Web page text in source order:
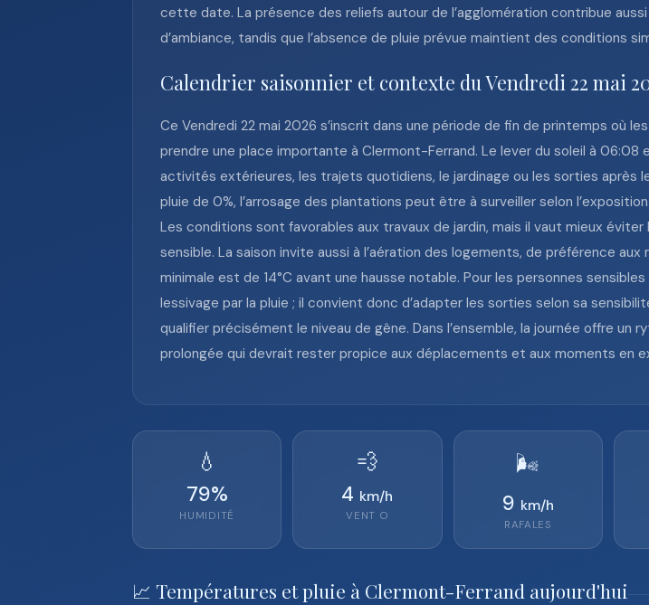
cette date. La présence des reliefs autour de l’agglomération contribue
d’ambiance, tandis que l’absence de pluie prévue maintient des conditions
Calendrier saisonnier et contexte du Vendredi 22 mai
Ce Vendredi 22 mai 2026 s’inscrit dans une période de fin de printemps où
prendre une place importante à Clermont-Ferrand. Le lever du soleil à 06:08
activités extérieures, les trajets quotidiens, le jardinage ou les sorties après
pluie de 0%, l’arrosage des plantations peut être à surveiller selon
Les conditions sont favorables aux travaux de jardin, mais il vaut mieux
sensible. La saison invite aussi à l’aération des logements, de préférence
minimale est de 14°C avant une hausse notable. Pour les personnes
lessivage par la pluie ; il convient donc d’adapter les sorties selon sa
qualifier précisément le niveau de gêne. Dans l’ensemble, la journée offre
prolongée qui devrait rester propice aux déplacements et aux moments en
💧
79%
HUMIDITÉ
💨
4 km/h
VENT O
🌬️
9 km/h
RAFALES
📈 Températures et pluie à Clermont-Ferrand aujourd'hui